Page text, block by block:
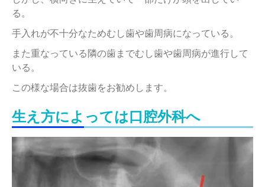
る。
手入れが不十分なためむし歯や歯周病になっている。
また重なっている隣の歯までむし歯や歯周病が進行して
いる。
この様な場合は抜歯をお勧めします。
生え方によっては口腔外科へ